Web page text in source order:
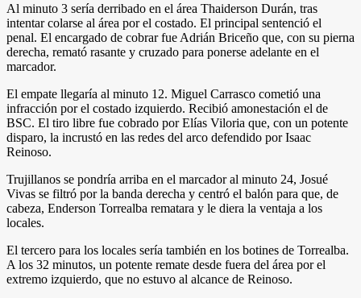
Al minuto 3 sería derribado en el área Thaiderson Durán, tras
intentar colarse al área por el costado. El principal sentenció el
penal. El encargado de cobrar fue Adrián Briceño que, con su pierna
derecha, remató rasante y cruzado para ponerse adelante en el
marcador.
El empate llegaría al minuto 12. Miguel Carrasco cometió una
infracción por el costado izquierdo. Recibió amonestación el de
BSC. El tiro libre fue cobrado por Elías Viloria que, con un potente
disparo, la incrustó en las redes del arco defendido por Isaac
Reinoso.
Trujillanos se pondría arriba en el marcador al minuto 24, Josué
Vivas se filtró por la banda derecha y centró el balón para que, de
cabeza, Enderson Torrealba rematara y le diera la ventaja a los
locales.
El tercero para los locales sería también en los botines de Torrealba.
A los 32 minutos, un potente remate desde fuera del área por el
extremo izquierdo, que no estuvo al alcance de Reinoso.